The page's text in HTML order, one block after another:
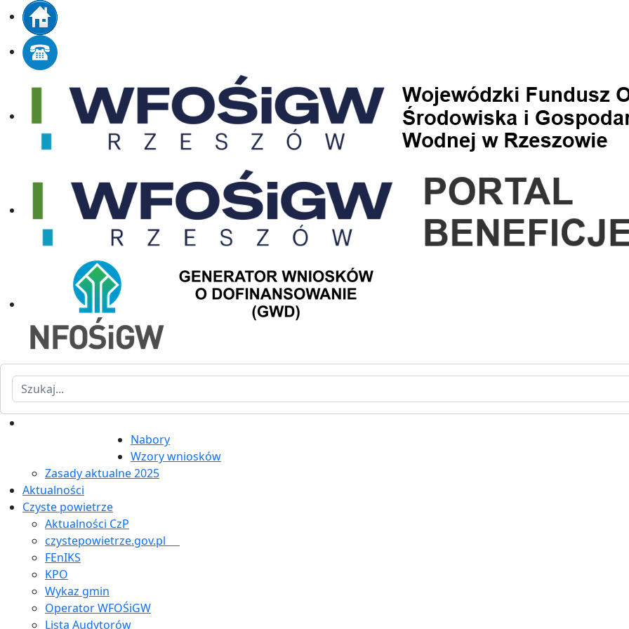
Szukaj
Nabory
Wzory wniosków
Zasady aktualne 2025
Aktualności
Czyste powietrze
Aktualności CzP
czystepowietrze.gov.pl
FEnIKS
KPO
Wykaz gmin
Operator WFOŚiGW
Lista Audytorów